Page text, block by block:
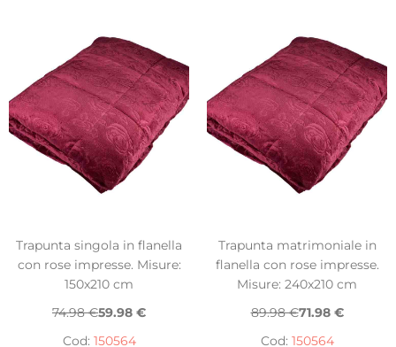
Trapunta singola in flanella
con rose impresse. Misure:
150x210 cm
74.98 €59.98 €
Cod: 150564
Trapunta matrimoniale in
flanella con rose impresse.
Misure: 240x210 cm
89.98 €71.98 €
Cod: 150564